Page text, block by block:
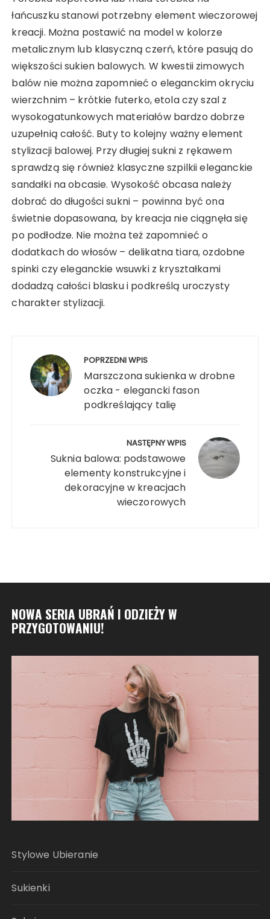
łańcuszku stanowi potrzebny element wieczorowej
kreacji. Można postawić na model w kolorze
metalicznym lub klasyczną czerń, które pasują do
większości sukien balowych. W kwestii zimowych
balów nie można zapomnieć o eleganckim okryciu
wierzchnim – krótkie futerko, etola czy szal z
wysokogatunkowych materiałów bardzo dobrze
uzupełnią całość. Buty to kolejny ważny element
stylizacji balowej. Przy długiej sukni z rękawem
sprawdzą się również klasyczne szpilkii eleganckie
sandałki na obcasie. Wysokość obcasa należy
dobrać do długości sukni – powinna być ona
świetnie dopasowana, by kreacja nie ciągnęła się
po podłodze. Nie można też zapomnieć o
dodatkach do włosów – delikatna tiara, ozdobne
spinki czy eleganckie wsuwki z kryształkami
dodadzą całości blasku i podkreślą uroczysty
charakter stylizacji.
wpisu POPRZEDNI WPIS
Marszczona sukienka w drobne
oczka - elegancki fason
podkreślający talię
NASTĘPNY WPIS
Suknia balowa: podstawowe
elementy konstrukcyjne i
dekoracyjne w kreacjach
wieczorowych
NOWA SERIA UBRAŃ I ODZIEŻY W
PRZYGOTOWANIU!
Stylowe Ubieranie
Sukienki